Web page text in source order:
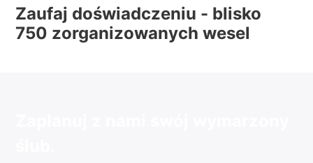
Zaufaj doświadczeniu - blisko
750 zorganizowanych wesel